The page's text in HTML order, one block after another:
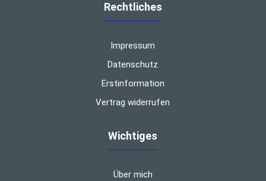
Rechtliches
Impressum
Datenschutz
Erstinformation
Vertrag widerrufen
Wichtiges
Über mich